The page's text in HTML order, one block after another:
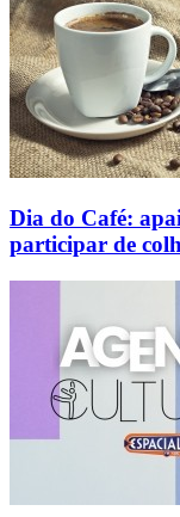
Dia do Café:
participar de